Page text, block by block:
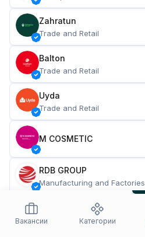
Zahratun
Trade and Retail
Balton
Trade and Retail
Uyda
Trade and Retail
M COSMETIC
RDB GROUP
Manufacturing and Factories
Restaurants and Fast Food
Вакансии
Категории